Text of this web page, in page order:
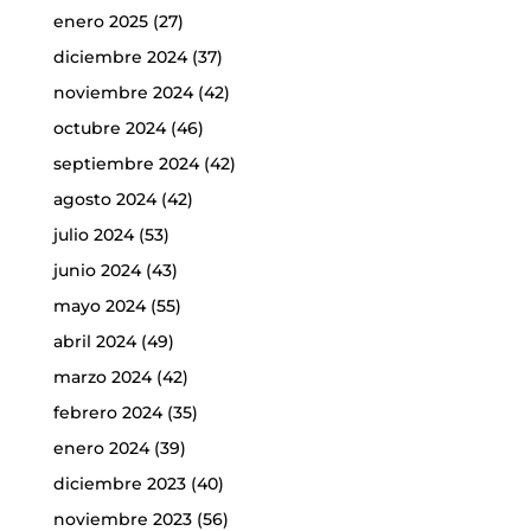
enero 2025(27)
diciembre 2024(37)
noviembre 2024(42)
octubre 2024(46)
septiembre 2024(42)
agosto 2024(42)
julio 2024(53)
junio 2024(43)
mayo 2024(55)
abril 2024(49)
marzo 2024(42)
febrero 2024(35)
enero 2024(39)
diciembre 2023(40)
noviembre 2023(56)